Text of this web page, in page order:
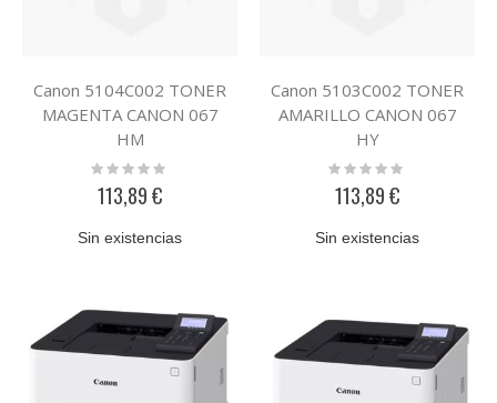
Canon 5104C002 TONER
MAGENTA CANON 067
HM
Rating:
113,89 €
Sin existencias
Canon 5103C002 TONER
AMARILLO CANON 067
HY
Rating:
113,89 €
Sin existencias